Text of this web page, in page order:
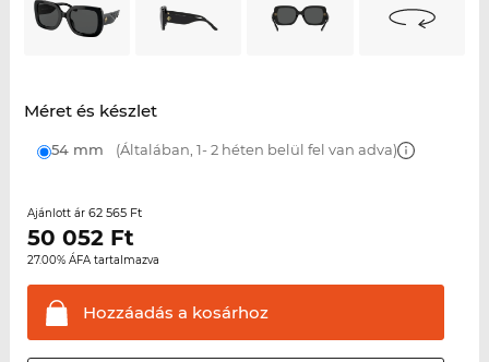
Méret és készlet
54 mm (Általában, 1- 2 héten belül fel van adva)
Ajánlott ár 62 565 Ft
50 052Ft
27.00% ÁFA tartalmazva
Hozzáadás a kosárhoz